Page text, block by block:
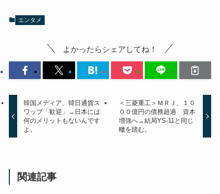
エンタメ
よかったらシェアしてね！
韓国メディア、韓日通貨ス
ワップ「歓迎」→日本には
何のメリットもないんです
よ。
＜三菱重工＞ＭＲＪ、１０
００億円の債務超過 資本
増強へ→結局YS-11と同じ
轍を踏む。
関連記事